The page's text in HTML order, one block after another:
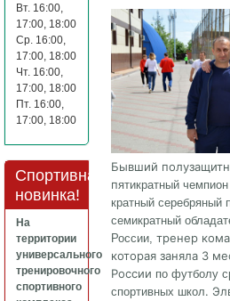
Бывший
пятикратный
кратный серебряный
семикратный
России, тренер
которая заняла 3
России по футболу
спортивных школ.
Вт. 16:00,
17:00, 18:00
Ср. 16:00,
17:00, 18:00
Чт. 16:00,
17:00, 18:00
Пт. 16:00,
17:00, 18:00
Спортивная
новинка!
На
территории
универсального
тренировочного
спортивного